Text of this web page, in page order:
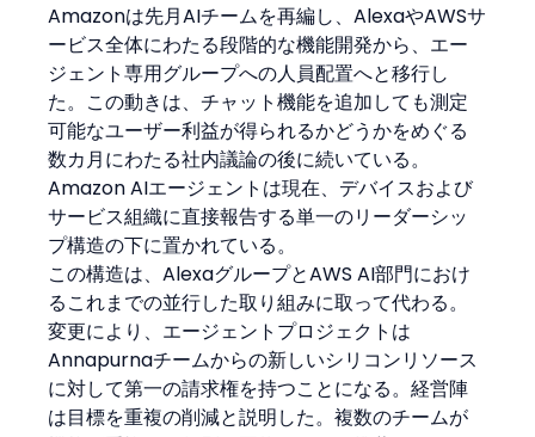
Amazonは先月AIチームを再編し、AlexaやAWSサ
ービス全体にわたる段階的な機能開発から、エー
ジェント専用グループへの人員配置へと移行し
た。この動きは、チャット機能を追加しても測定
可能なユーザー利益が得られるかどうかをめぐる
数カ月にわたる社内議論の後に続いている。
Amazon AIエージェントは現在、デバイスおよび
サービス組織に直接報告する単一のリーダーシッ
プ構造の下に置かれている。
この構造は、AlexaグループとAWS AI部門におけ
るこれまでの並行した取り組みに取って代わる。
変更により、エージェントプロジェクトは
Annapurnaチームからの新しいシリコンリソース
に対して第一の請求権を持つことになる。経営陣
は目標を重複の削減と説明した。複数のチームが